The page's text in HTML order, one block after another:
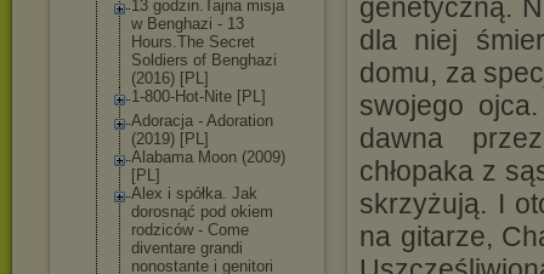
13 godzin.Tajna misja
w Benghazi - 13
Hours.The Secret
Soldiers of Benghazi
(2016) [PL]
1-800-Hot-Nite [PL]
Adoracja - Adoration
(2019) [PL]
Alabama Moon (2009)
[PL]
Alex i spółka. Jak
dorosnąć pod okiem
rodziców - Come
diventare grandi
nonostante i genitori
genetyczną.
dla niej
domu, za
swojego
dawna
chłopaka z
skrzyżują. I
na gitarze,